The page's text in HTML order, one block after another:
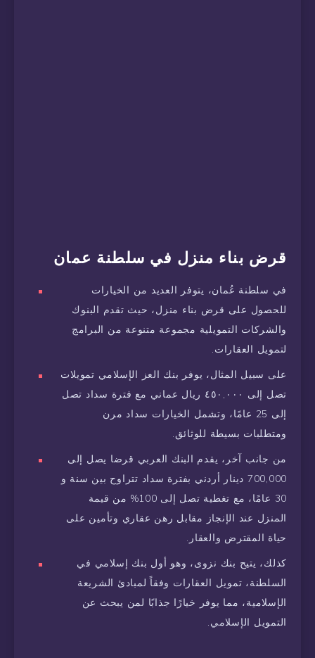
قرض بناء منزل في سلطنة عمان
في سلطنة عُمان، يتوفر العديد من الخيارات
للحصول على قرض بناء منزل، حيث تقدم البنوك
والشركات التمويلية مجموعة متنوعة من البرامج
لتمويل العقارات.
على سبيل المثال، يوفر بنك العز الإسلامي تمويلات
تصل إلى ٤٥٠,٠٠٠ ريال عماني مع فترة سداد تصل
إلى 25 عامًا، وتشمل الخيارات سداد مرن
ومتطلبات بسيطة للوثائق.
من جانب آخر، يقدم البنك العربي قرضا يصل إلى
700,000 دينار أردني بفترة سداد تتراوح بين سنة و
30 عامًا، مع تغطية تصل إلى 100% من قيمة
المنزل عند الإنجاز مقابل رهن عقاري وتأمين على
حياة المقترض والعقار.
كذلك، يتيح بنك نزوى، وهو أول بنك إسلامي في
السلطنة، تمويل العقارات وفقاً لمبادئ الشريعة
الإسلامية، مما يوفر خيارًا جذابًا لمن يبحث عن
التمويل الإسلامي.